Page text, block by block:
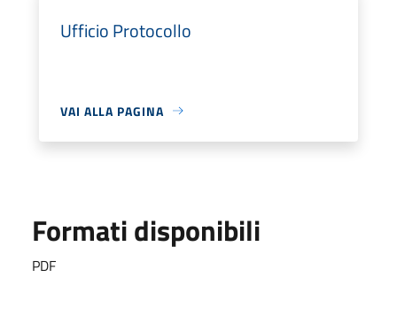
Ufficio Protocollo
VAI ALLA PAGINA
Formati disponibili
PDF